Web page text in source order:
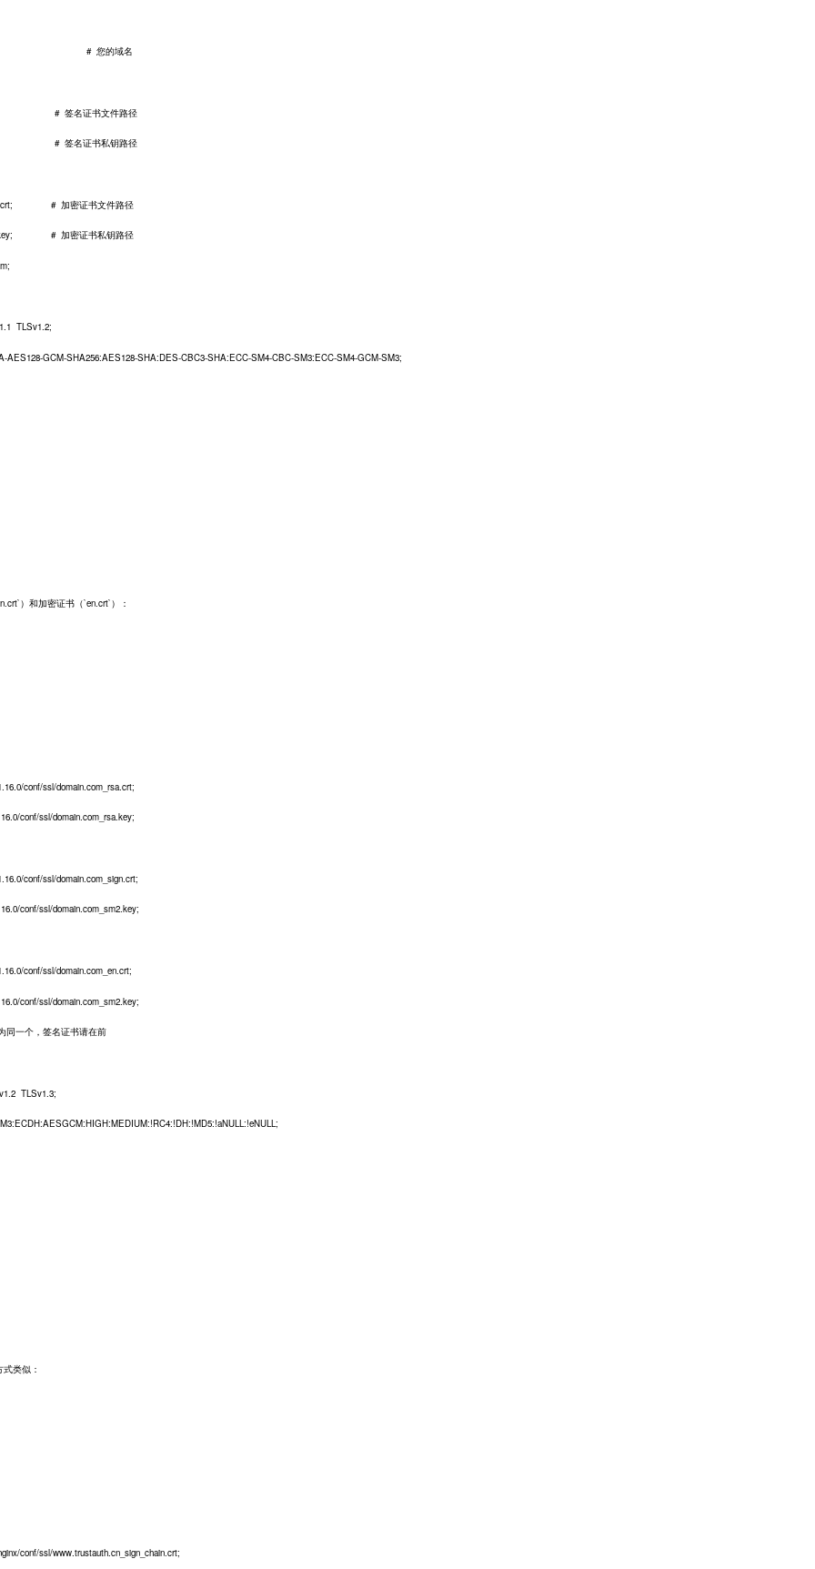
# 您的域名
# 签名证书文件路径
# 签名证书私钥路径
# 加密证书文件路径
# 加密证书私钥路径
SHA256:AES128-SHA:DES-CBC3-SHA:ECC-SM4-CBC-SM3:ECC-SM4-GCM-SM3;
）和加密证书（`en.crt`）：
ssl/domain.com_rsa.crt;
conf/ssl/domain.com_rsa.key;
ssl/domain.com_sign.crt;
conf/ssl/domain.com_sm2.key;
ssl/domain.com_en.crt;
conf/ssl/domain.com_sm2.key;
一个，签名证书请在前
TLSv1.3;
类似：
ssl/www.trustauth.cn_sign_chain.crt;